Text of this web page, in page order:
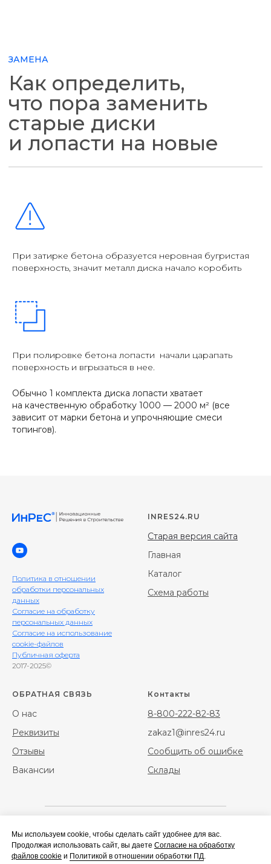
При затирке бетона образуется неровная бугристая
поверхность, значит металл диска начало коробить
При полировке бетона лопасти начали царапать
поверхность и вгрызаться в нее.
Обычно 1 комплекта диска лопасти хватает
на качественную обработку 1000 — 2000 м² (все
зависит от марки бетона и упрочняющие смеси
топингов).
Мы используем cookie, чтобы сделать сайт удобнее для вас.
Продолжая использовать сайт, вы даете Согласие на обработку
файлов cookie и Политикой в отношении обработки ПД.
Политика в отношении
обработки персональных
данных
Согласие на обработку
персональных данных
Согласие на использование
cookie-файлов
Публичная оферта
2017-2025©
INRES24.RU
Старая версия сайта
Главная
Каталог
Схема работы
ОБРАТНАЯ СВЯЗЬ
О нас
Реквизиты
Отзывы
Вакансии
Контакты
8-800-222-82-83
zakaz1@inres24.ru
Сообщить об ошибке
Склады
Фибра
полипропиленовая
Фибра стальная